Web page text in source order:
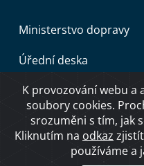
Ministerstvo dopravy
Úřední deska
Copyright © 2026
O
K provozování webu a
soubory cookies.
srozuměni s tím, jak
Kliknutím na odkaz
používáme a